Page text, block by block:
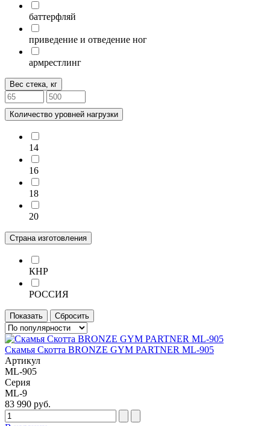
баттерфляй
приведение и отведение ног
армрестлинг
Вес стека, кг
Количество уровней нагрузки
14
16
18
20
Страна изготовления
КНР
РОССИЯ
Показать Сбросить
Скамья Скотта BRONZE GYM PARTNER ML-905
Артикул
ML-905
Серия
ML-9
83 990 руб.